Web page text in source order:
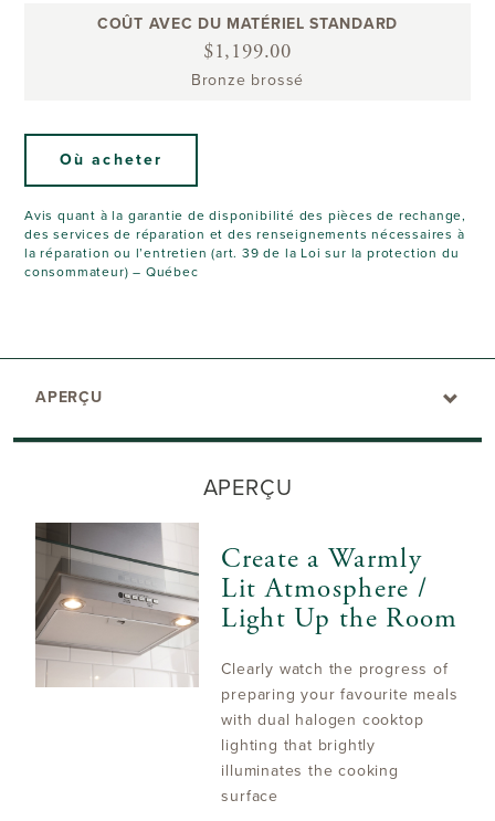
COÛT AVEC DU MATÉRIEL STANDARD
$1,199.00
Bronze brossé
Où acheter
Avis quant à la garantie de disponibilité des pièces de rechange,
des services de réparation et des renseignements nécessaires à
la réparation ou l’entretien (art. 39 de la Loi sur la protection du
consommateur) – Québec
APERÇU
APERÇU
Create a Warmly
Lit Atmosphere /
Light Up the Room
Clearly watch the progress of
preparing your favourite meals
with dual halogen cooktop
lighting that brightly
illuminates the cooking
surface